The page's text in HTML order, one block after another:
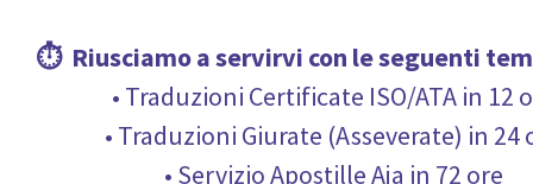
⏱ Riusciamo a servirvi con le seguenti
• Traduzioni Certificate ISO/ATA in 12
• Traduzioni Giurate (Asseverate) in 24
• Servizio Apostille Aja in 72 ore